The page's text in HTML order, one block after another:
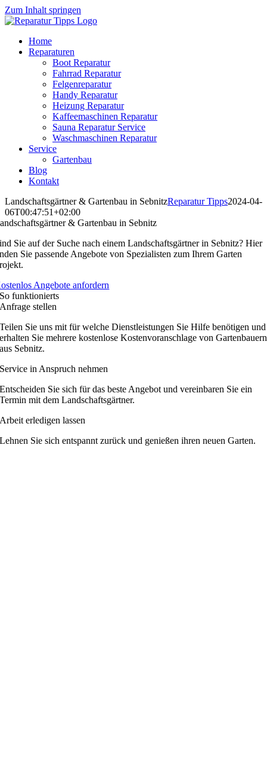
Zum Inhalt springen
Home
Reparaturen
Boot Reparatur
Fahrrad Reparatur
Felgenreparatur
Handy Reparatur
Heizung Reparatur
Kaffeemaschinen Reparatur
Sauna Reparatur Service
Waschmaschinen Reparatur
Service
Gartenbau
Blog
Kontakt
Landschaftsgärtner & Gartenbau in SebnitzReparatur Tipps2024-04-
06T00:47:51+02:00
& Gartenbau in Sebnitz
Sie auf der Suche nach einem Landschaftsgärtner in Sebnitz? Hier
Sie passende Angebote von Spezialisten zum Ihrem Garten
Angebote anfordern
So funktionierts
Anfrage stellen
Teilen Sie uns mit für welche Dienstleistungen Sie Hilfe benötigen und
erhalten Sie mehrere kostenlose Kostenvoranschlage von Gartenbauern
aus Sebnitz.
Service in Anspruch nehmen
Entscheiden Sie sich für das beste Angebot und vereinbaren Sie ein
Termin mit dem Landschaftsgärtner.
Arbeit erledigen lassen
Lehnen Sie sich entspannt zurück und genießen ihren neuen Garten.